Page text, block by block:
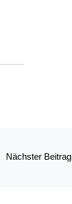
Nächster Beitrag